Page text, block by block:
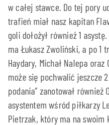
w całej stawce. Do tej pory
trafień miał nasz kapitan
goli dołożył również 1
ma Łukasz Zwoliński, a po 1
Haydary, Michał Nalepa
może się pochwalić jeszcze
podania” zanotował również
asystentem wśród piłkarzy
Pietrzak, który ma na swoim